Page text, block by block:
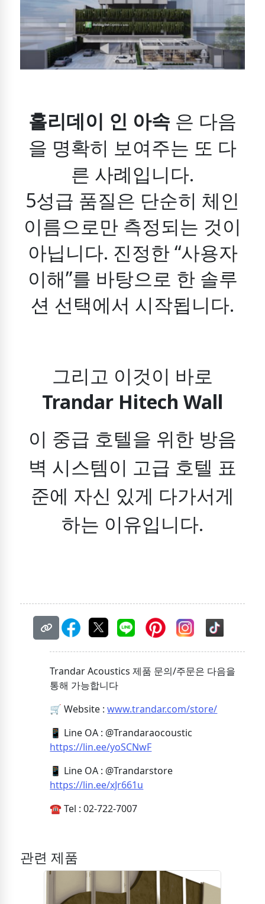
홀리데이 인 아속 은 다음
을 명확히 보여주는 또 다
른 사례입니다.
5성급 품질은 단순히 체인
이름으로만 측정되는 것이
아닙니다. 진정한 “사용자
이해”를 바탕으로 한 솔루
션 선택에서 시작됩니다.
그리고 이것이 바로
Trandar Hitech Wall
이 중급 호텔을 위한 방음
벽 시스템이 고급 호텔 표
준에 자신 있게 다가서게
하는 이유입니다.
Trandar Acoustics 제품 문의/주문은 다음을
통해 가능합니다
🛒 Website :www.trandar.com/store/
📱 Line OA : @Trandaraocoustic
https://lin.ee/yoSCNwF
📱 Line OA : @Trandarstore
https://lin.ee/xJr661u
☎️ Tel : 02-722-7007
관련 제품